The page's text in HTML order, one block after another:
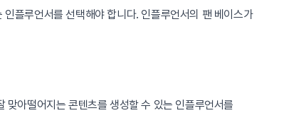
플루언서를 선택해야 합니다. 인플루언서의 팬 베이스가
아떨어지는 콘텐츠를 생성할 수 있는 인플루언서를